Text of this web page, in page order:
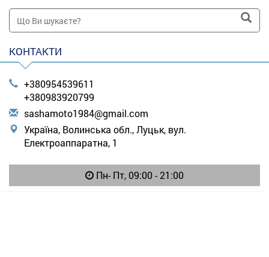
КОНТАКТИ
+380954539611
+380983920799
sashamoto1984@gmail.com
Україна, Волинська обл., Луцьк, вул.
Електроаппаратна, 1
Пн- Пт, 09:00 - 21:00